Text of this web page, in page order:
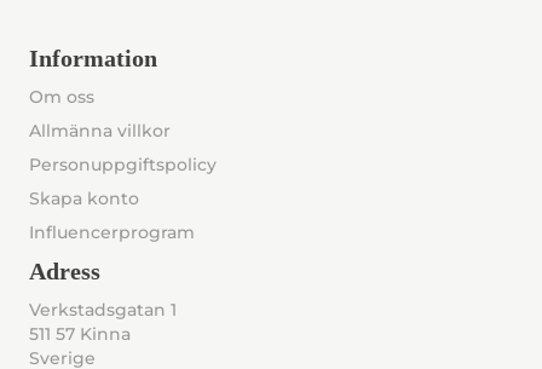
Information
Om oss
Allmänna villkor
Personuppgiftspolicy
Skapa konto
Influencerprogram
Adress
Verkstadsgatan 1
511 57 Kinna
Sverige